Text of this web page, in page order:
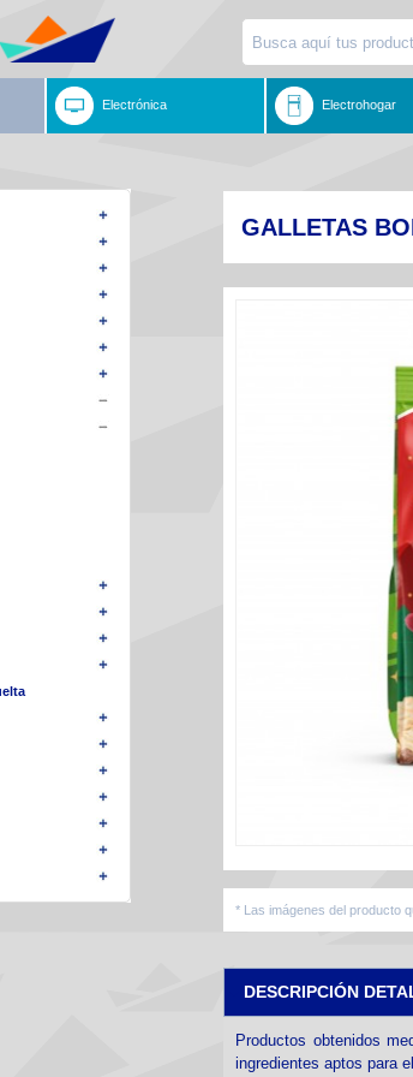
Electrónica Electrohogar
GALLETAS
* Las imágenes del producto
DESCRIPCIÓN
Productos obtenidos
ingredientes aptos para